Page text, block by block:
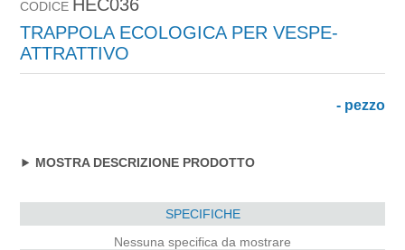
CODICE HEC036
TRAPPOLA ECOLOGICA PER VESPE-
ATTRATTIVO
- pezzo
MOSTRA DESCRIZIONE PRODOTTO
SPECIFICHE
Nessuna specifica da mostrare